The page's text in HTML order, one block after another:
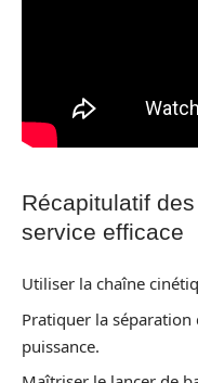
Récapitulatif
service efficace
Utiliser la chaîne
Pratiquer la
puissance.